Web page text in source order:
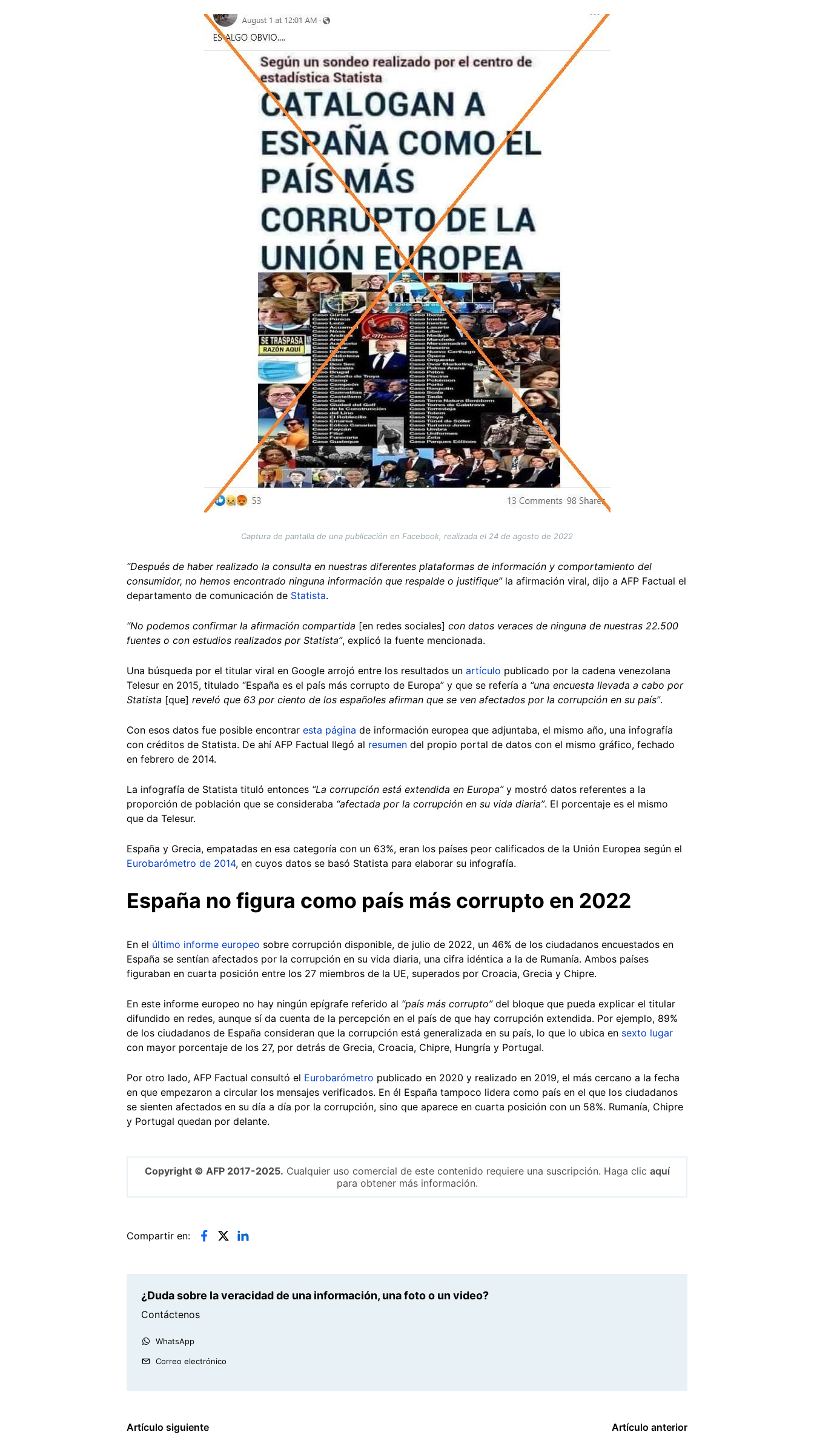
Captura de pantalla de una publicación en Facebook, realizada el 24 de agosto de 2022
“Después de haber realizado la consulta en nuestras diferentes plataformas de información y comportamiento del
consumidor, no hemos encontrado ninguna información que respalde o justifique”la afirmación viral, dijo a AFP Factual el
departamento de comunicación de Statista.
“No podemos confirmar la afirmación compartida [en redes sociales] con datos veraces de ninguna de nuestras 22.500
fuentes o con estudios realizados por Statista”, explicó la fuente mencionada.
Una búsqueda por el titular viral en Google arrojó entre los resultados un artículo publicado por la cadena venezolana
Telesur en 2015, titulado “España es el país más corrupto de Europa” y que se refería a “una encuesta llevada a cabo por
Statista [que] reveló que 63 por ciento de los españoles afirman que se ven afectados por la corrupción en su país”.
Con esos datos fue posible encontrar esta página de información europea que adjuntaba, el mismo año, una infografía
con créditos de Statista. De ahí AFP Factual llegó al resumen del propio portal de datos con el mismo gráfico, fechado
en febrero de 2014.
La infografía de Statista tituló entonces “La corrupción está extendida en Europa”y mostró datos referentes a la
proporción de población que se consideraba “afectada por la corrupción en su vida diaria”. El porcentaje es el mismo
que da Telesur.
España y Grecia, empatadas en esa categoría con un 63%, eran los países peor calificados de la Unión Europea según el
Eurobarómetro de 2014, en cuyos datos se basó Statista para elaborar su infografía.
España no figura como país más corrupto en 2022
En el último informe europeo sobre corrupción disponible, de julio de 2022, un 46% de los ciudadanos encuestados en
España se sentían afectados por la corrupción en su vida diaria, una cifra idéntica a la de Rumanía. Ambos países
figuraban en cuarta posición entre los 27 miembros de la UE, superados por Croacia, Grecia y Chipre.
En este informe europeo no hay ningún epígrafe referido al “país más corrupto”del bloque que pueda explicar el titular
difundido en redes, aunque sí da cuenta de la percepción en el país de que hay corrupción extendida. Por ejemplo, 89%
de los ciudadanos de España consideran que la corrupción está generalizada en su país, lo que lo ubica en sexto lugar
con mayor porcentaje de los 27, por detrás de Grecia, Croacia, Chipre, Hungría y Portugal.
Por otro lado, AFP Factual consultó el Eurobarómetro publicado en 2020 y realizado en 2019, el más cercano a la fecha
en que empezaron a circular los mensajes verificados. En él España tampoco lidera como país en el que los ciudadanos
se sienten afectados en su día a día por la corrupción, sino que aparece en cuarta posición con un 58%. Rumanía, Chipre
y Portugal quedan por delante.
Copyright © AFP 2017-2025. Cualquier uso comercial de este contenido requiere una suscripción. Haga clic aquí
para obtener más información.
Compartir en:
¿Duda sobre la veracidad de una información, una foto o un video?
Contáctenos
WhatsApp
Correo electrónico
Artículo siguiente Artículo anterior